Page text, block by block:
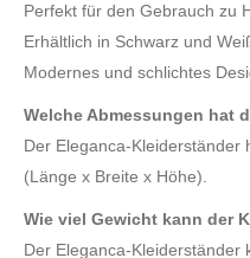
Perfekt für den Gebrauch zu
Erhältlich in Schwarz und
Modernes und schlichtes
Welche Abmessungen hat
Der Eleganca-Kleiderständer
(Länge x Breite x Höhe).
Wie viel Gewicht kann der
Der Eleganca-Kleiderständer